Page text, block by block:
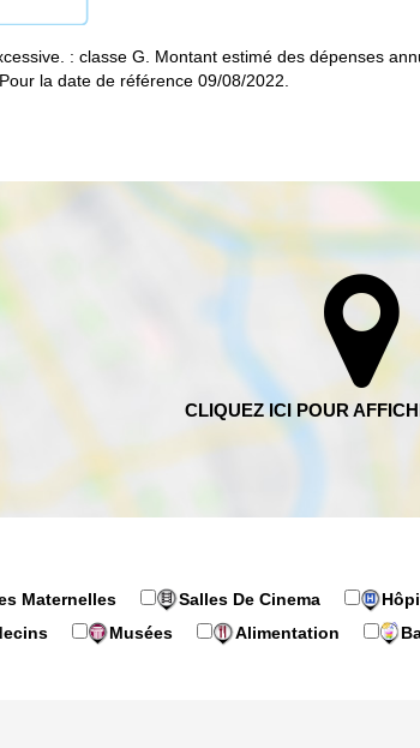
: classe G. Montant estimé des dépenses
la date de référence 09/08/2022.
Maternelles Salles De Cinema
Musées Alimentation